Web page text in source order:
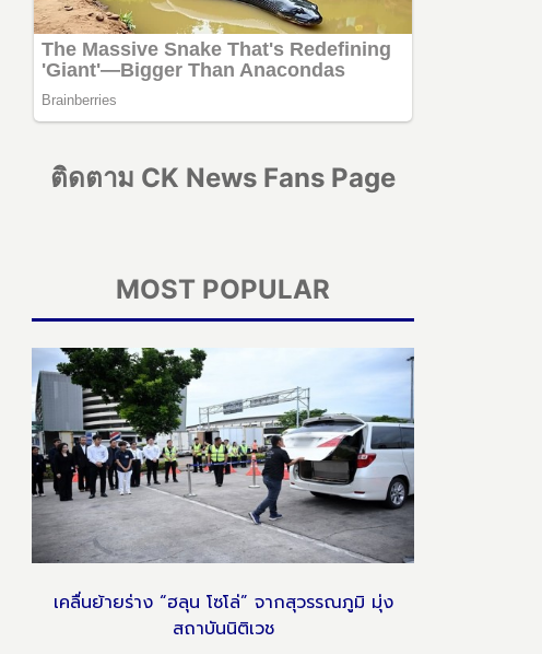
ติดตาม CK News Fans Page
MOST POPULAR
เคลื่นย้ายร่าง “ฮลุน โซโล่” จากสุวรรณภูมิ มุ่ง
สถาบันนิติเวช